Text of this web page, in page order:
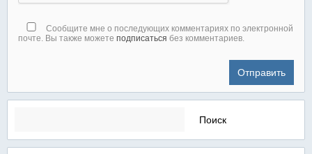
Сообщите мне о последующих комментариях по электронной
почте. Вы также можете подписаться без комментариев.
Найти: